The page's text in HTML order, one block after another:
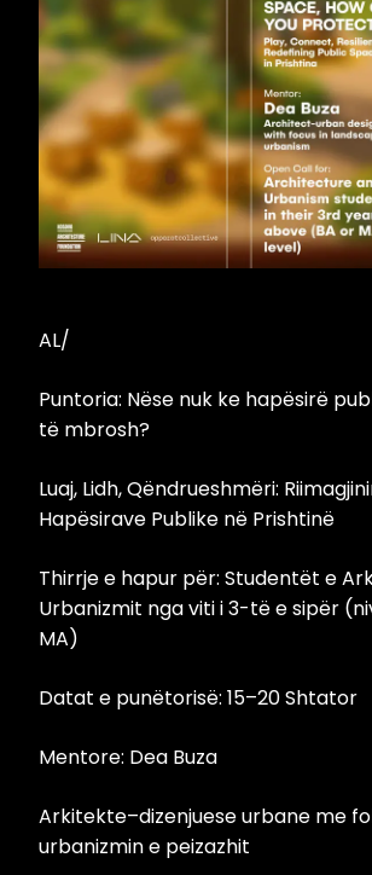
AL/
Puntoria: Nëse nuk ke hapësirë
të mbrosh?
Luaj, Lidh, Qëndrueshmëri:
Hapësirave Publike në Prishtinë
Thirrje e hapur për: Studentët e
Urbanizmit nga viti i 3-të e sipër
MA)
Datat e punëtorisë: 15–20 Shtator
Mentore: Dea Buza
Arkitekte–dizenjuese urbane me
urbanizmin e peizazhit